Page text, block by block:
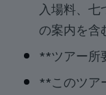
入場料、七
の案内を含
**ツアー所
**このツア